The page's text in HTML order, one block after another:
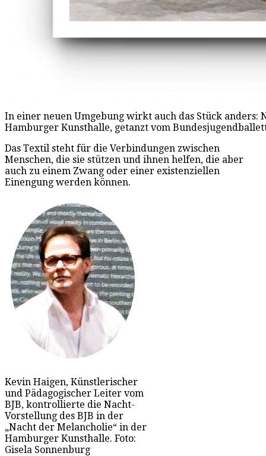
In einer neuen Umgebung wirkt auch das Stück anders:
Hamburger Kunsthalle, getanzt vom
Das Textil steht für die Verbindungen zwischen
Menschen, die sie stützen und ihnen helfen, die aber
auch zu einem Zwang oder einer existenziellen
Einengung werden können.
Kevin Haigen, Künstlerischer
und Pädagogischer Leiter vom
BJB, kontrollierte die Nacht-
Vorstellung des BJB in der
„Nacht der Melancholie“ in der
Hamburger Kunsthalle. Foto:
Gisela Sonnenburg